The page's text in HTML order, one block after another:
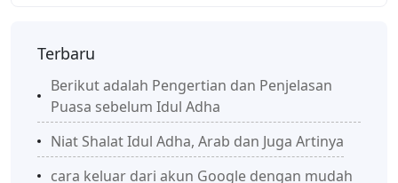
Terbaru
Berikut adalah Pengertian dan Penjelasan
Puasa sebelum Idul Adha
Niat Shalat Idul Adha, Arab dan Juga Artinya
cara keluar dari akun Google dengan mudah